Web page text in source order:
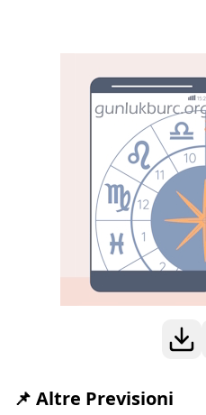
📌 Altre Previsioni